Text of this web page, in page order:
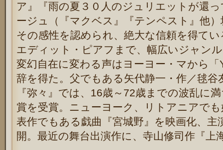
ア』『雨の夏３０人のジュリエットが還
ージュ（『マクベス』『テンペスト』他
その感性を認められ、絶大な信頼を得てい
エディット・ピアフまで、幅広いジャン
変幻自在に変わる声はヨーヨー・マから
辞を得た。 父でもある矢代静一・作／毬谷
『弥々』では、16歳～72歳までの波乱に
賞を受賞。ニューヨーク、リトアニアで
表作でもある戯曲『宮城野』を映画化、
開。最近の舞台出演作に、寺山修司作『上